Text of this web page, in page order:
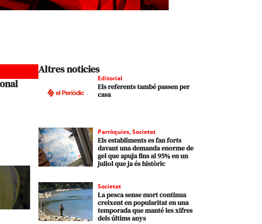
Altres noticies
Editorial
Els referents també passen per
casa
Parròquies,Societat
Els establiments es fan forts
davant una demanda enorme de
gel que apuja fins al 95% en un
juliol que ja és històric
Societat
La pesca sense mort continua
creixent en popularitat en una
temporada que manté les xifres
dels últims anys